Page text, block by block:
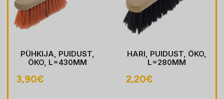
PÜHKIJA, PUIDUST,
ÖKO, L=430MM
3,90€
HARI, PUIDUST, ÖKO,
L=280MM
2,20€